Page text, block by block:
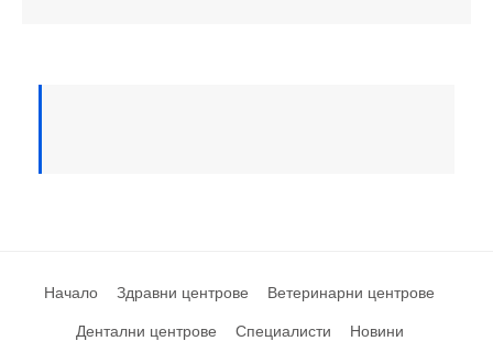
Начало Здравни центрове Ветеринарни центрове
Дентални центрове Специалисти Новини